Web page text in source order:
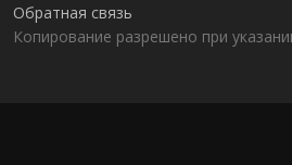
Обратная связь
Копирование разрешено при